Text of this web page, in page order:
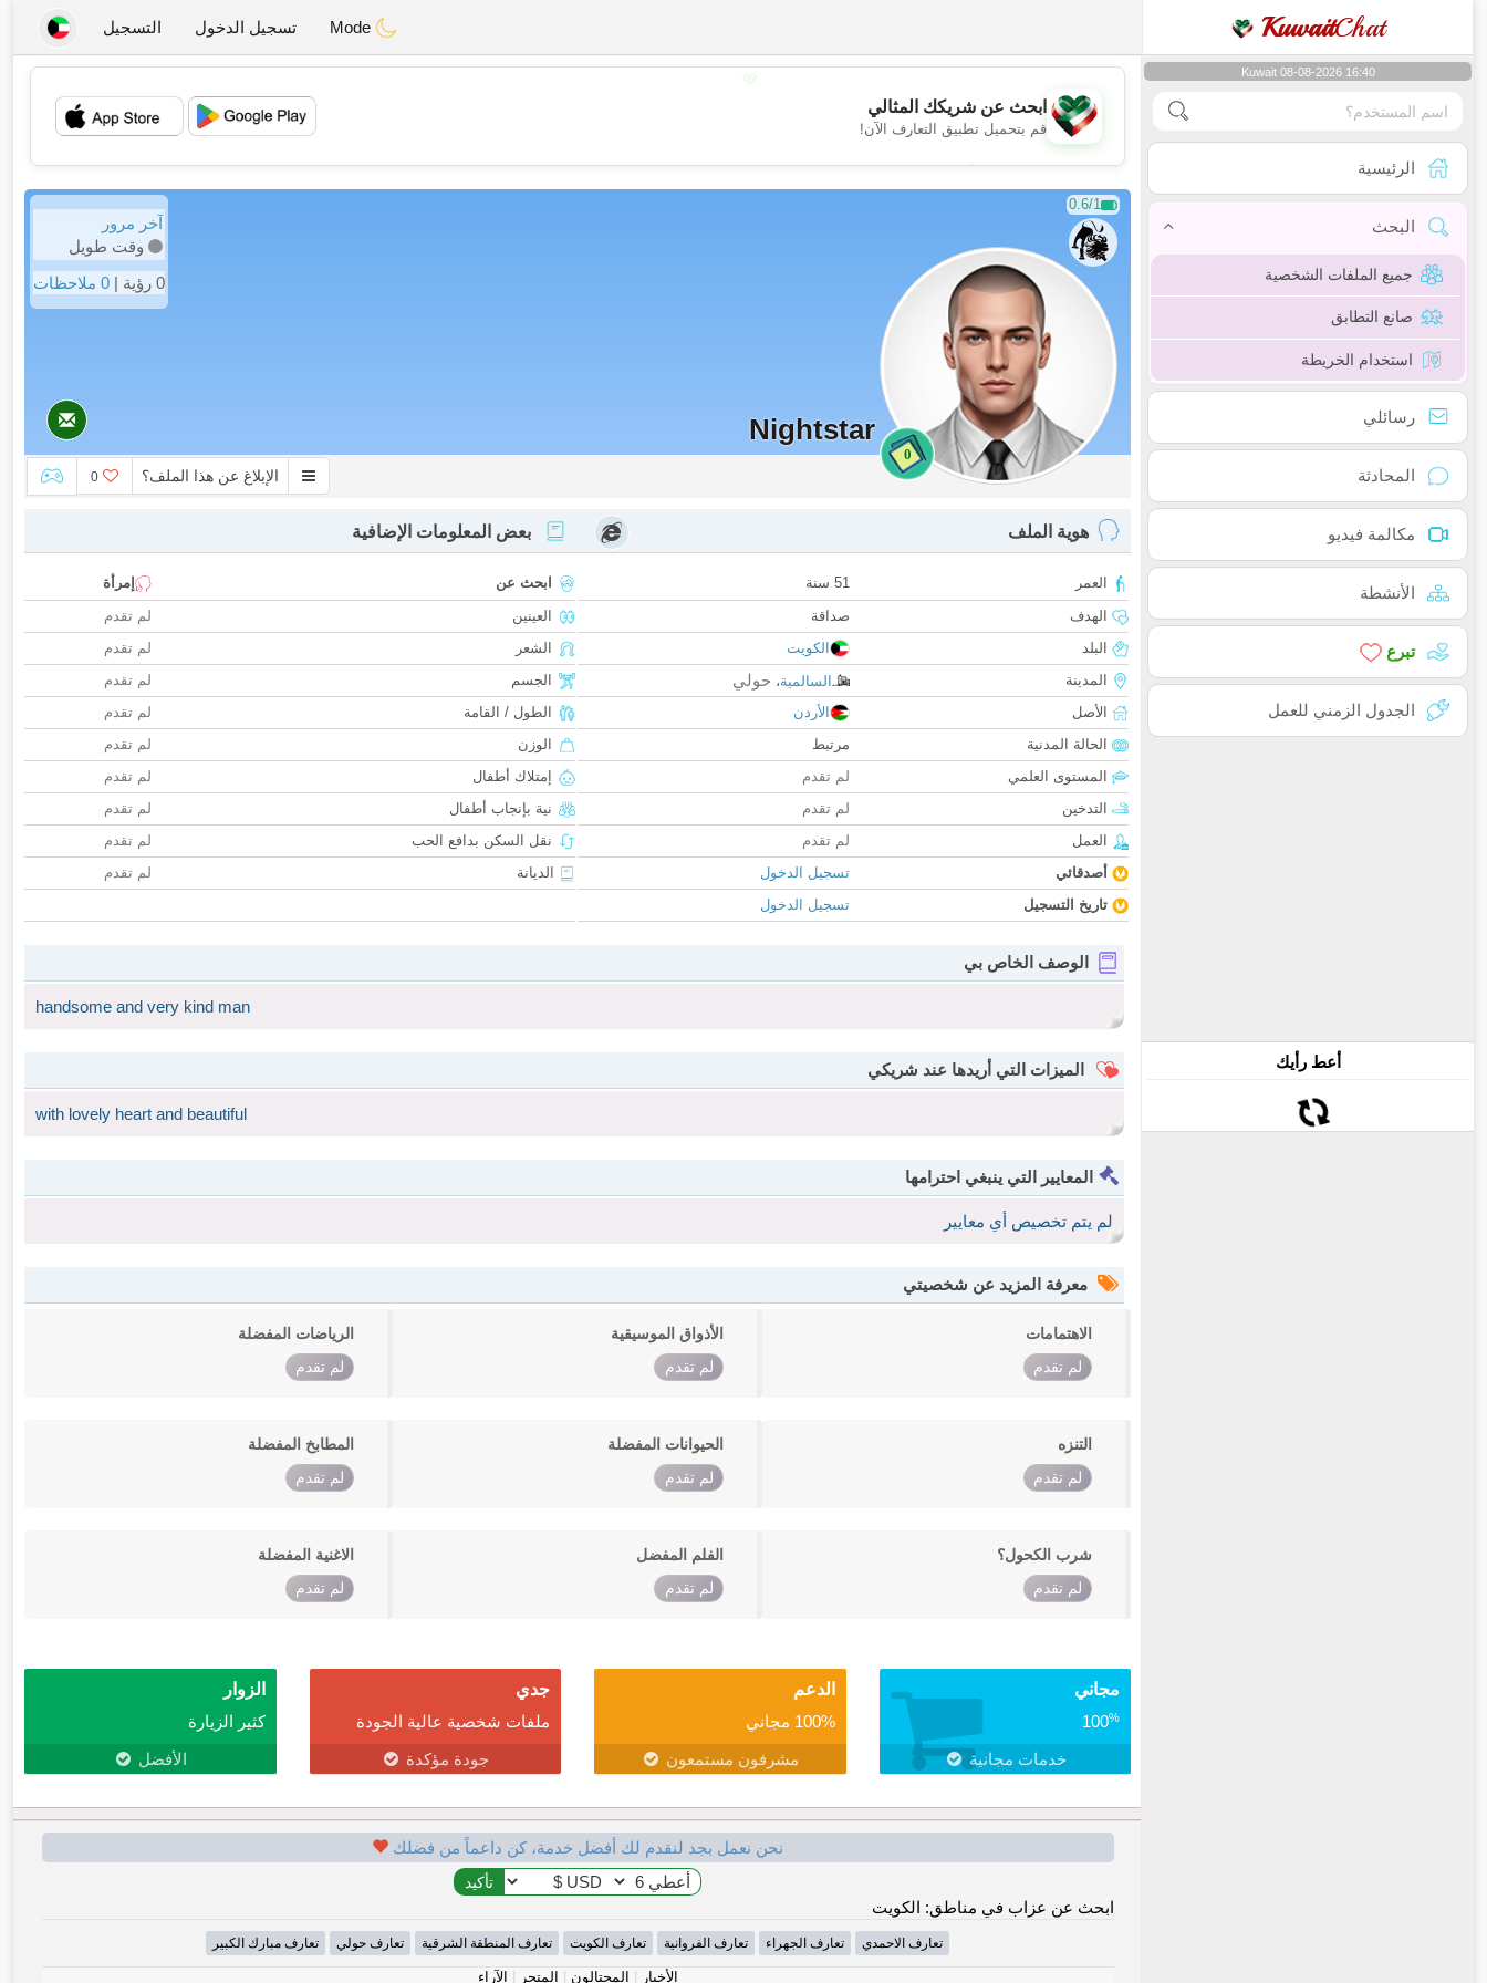
KuwaitChat تسجيل الدخول التسجيل
Kuwait 08-08-2026 16:40
الرئيسية
البحث
جميع الملفات الشخصية
صانع التطابق
استخدام الخريطة
رسائلي
المحادثة
مكالمة فيديو
الأنشطة
تبرع
الجدول الزمني للعمل
أعط رأيك
💖
💕
ابحث عن شريكك المثالي
قم بتحميل تطبيق التعارف الآن!
0.6/1
0
Nightstar
آخر مرور
وقت طويل
0 رؤية |
0 ملاحظات
الإبلاغ عن هذا الملف؟ 0
هوية الملف
العمر
51 سنة
الهدف
صداقة
البلد
الكويت
المدينة
السالمية، حولي
الأصل
الأردن
الحالة المدنية
مرتبط
المستوى العلمي
لم تقدم
التدخين
لم تقدم
العمل
لم تقدم
أصدقائي
تسجيل الدخول
تاريخ التسجيل
تسجيل الدخول
بعض المعلومات الإضافية
ابحث عن
إمرأة
العينين
لم تقدم
الشعر
لم تقدم
الجسم
لم تقدم
الطول / القامة
لم تقدم
الوزن
لم تقدم
إمتلاك أطفال
لم تقدم
نية بإنجاب أطفال
لم تقدم
نقل السكن بدافع الحب
لم تقدم
الديانة
لم تقدم
الوصف الخاص بي
handsome and very kind man
الميزات التي أريدها عند شريكي
with lovely heart and beautiful
المعايير التي ينبغي احترامها
لم يتم تخصيص أي معايير
معرفة المزيد عن شخصيتي
الاهتمامات
لم تقدم
الأذواق الموسيقية
لم تقدم
الرياضات المفضلة
لم تقدم
التنزه
لم تقدم
الحيوانات المفضلة
لم تقدم
المطابخ المفضلة
لم تقدم
شرب الكحول؟
لم تقدم
الفلم المفضل
لم تقدم
الاغنية المفضلة
لم تقدم
مجاني
100%
خدمات مجانية
الدعم
100% مجاني
مشرفون مستمعون
جدي
ملفات شخصية عالية الجودة
جودة مؤكدة
الزوار
كثير الزيارة
الأفضل
نحن نعمل بجد لنقدم لك أفضل خدمة، كن داعماً من فضلك
ابحث عن عزاب في مناطق: الكويت
تعارف الاحمدي تعارف الجهراء تعارف الفروانية تعارف الكويت تعارف المنطقة الشرقية تعارف حولي تعارف مبارك الكبير
الأخبار المحتالون المتجر الآراء